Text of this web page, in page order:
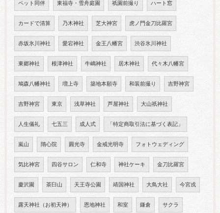
ペット同伴 東福寺・雪舟庭園 祇園前撮り ハート窓
カードで清算 乃木神社 芝大神宮 虎ノ門金刀比羅宮
赤坂氷川神社 愛宕神社 金王八幡宮 渋谷氷川神社
東郷神社 根津神社 牛嶋神社 居木神社 代々木八幡宮
鳩森八幡神社 増上寺 築地本願寺 和装前撮り 吉野神宮
吉野神宮 東京 浅草神社 芦屋神社 大山祇神社
人生儀礼 七五三 成人式 「特定商取引法に基づく表記」
嵐山 隋心院 圓光寺 金戒光明寺 フォトウェディング
気比神宮 四谷サロン 仁和寺 神社ケーキ 金刀比羅宮
慶沢園 茶臼山 天王寺公園 靖国神社 大鳥大社 今宮戎
露天神社（お初天神） 恩地神社 和室 鎌倉 サクラ